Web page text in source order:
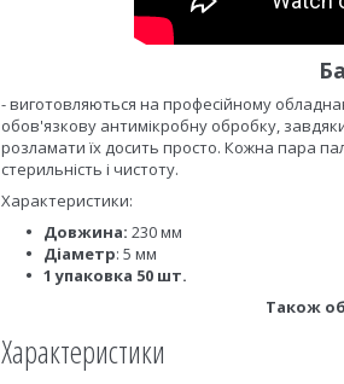
- виготовляються на професійному
обов'язкову антимікробну обробку,
розламати їх досить просто. Кожна пара
стерильність і чистоту.
Характеристики:
Довжина: 230 мм
Діаметр: 5 мм
1 упаковка 50 шт.
Також
Характеристики